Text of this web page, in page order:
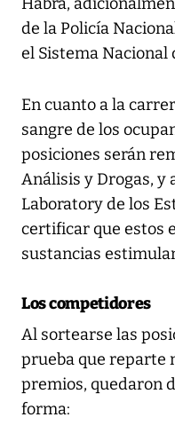
Habrá,
de la Policía
el Sistema Nacional
En cuanto a la
sangre de los
posiciones serán
Análisis y Drogas, y
Laboratory de los
certificar que estos
sustancias
Los competidores
Al sortearse las
prueba que reparte
premios, quedaron
forma: